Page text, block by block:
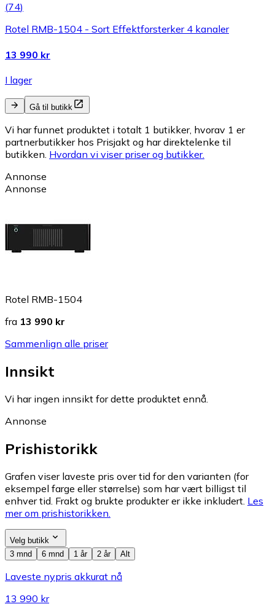
(74)
Rotel RMB-1504 - Sort Effektforsterker 4 kanaler
13 990 kr
I lager
Gå til butikk
Vi har funnet produktet i totalt 1 butikker, hvorav 1 er
partnerbutikker hos Prisjakt og har direktelenke til
butikken. Hvordan vi viser priser og butikker.
Annonse
Annonse
Rotel RMB-1504
fra 13 990 kr
Sammenlign alle priser
Innsikt
Vi har ingen innsikt for dette produktet ennå.
Annonse
Prishistorikk
Grafen viser laveste pris over tid for den varianten (for
eksempel farge eller størrelse) som har vært billigst til
enhver tid. Frakt og brukte produkter er ikke inkludert. Les
mer om prishistorikken.
Velg butikk
3 mnd
6 mnd 1 år 2 år Alt
Laveste nypris akkurat nå
13 990 kr